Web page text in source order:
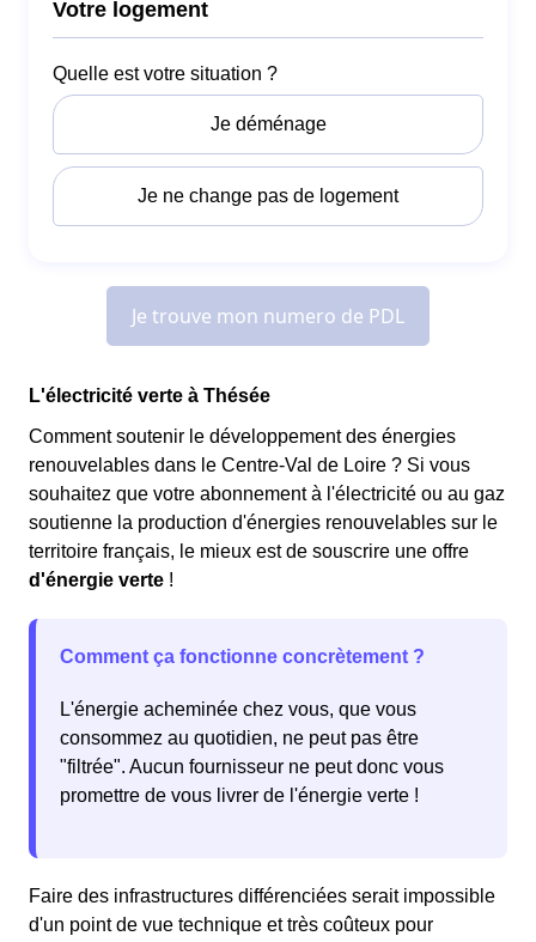
L'électricité verte à Thésée
Comment soutenir le développement des énergies
renouvelables dans le Centre-Val de Loire ? Si vous
souhaitez que votre abonnement à l'électricité ou au gaz
soutienne la production d'énergies renouvelables sur le
territoire français, le mieux est de souscrire une offre
d'énergie verte !
Comment ça fonctionne concrètement ?
L'énergie acheminée chez vous, que vous
consommez au quotidien, ne peut pas être
"filtrée". Aucun fournisseur ne peut donc vous
promettre de vous livrer de l'énergie verte !
Faire des infrastructures différenciées serait impossible
d'un point de vue technique et très coûteux pour